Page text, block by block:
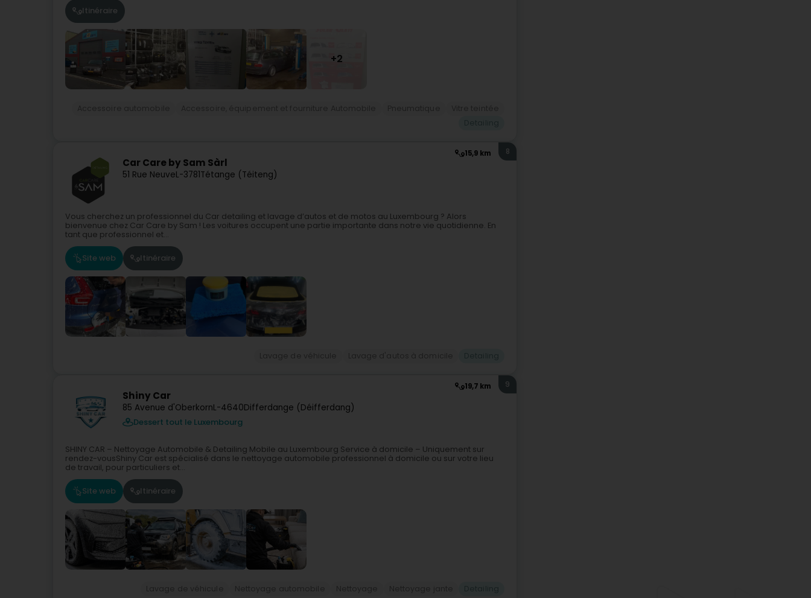
Itinéraire
+2
15,9 km
Car Care by Sam Sàrl
51 Rue NeuveL-3781Tétange (Téiteng)
8
Vous cherchez un professionnel du Car detailing et lavage d’autos et de motos au Luxembourg ? Alors
bienvenue chez Car Care by Sam ! Les voitures occupent une partie importante dans notre vie quotidienne. En
tant que professionnel et...
Site web Itinéraire
19,7 km
Shiny Car
85 Avenue d'OberkornL-4640Differdange (Déifferdang)
Dessert tout le Luxembourg
9
SHINY CAR – Nettoyage Automobile & Detailing Mobile au Luxembourg Service à domicile – Uniquement sur
rendez-vousShiny Car est spécialisé dans le nettoyage automobile professionnel à domicile ou sur votre lieu
de travail, pour particuliers et...
Site web Itinéraire